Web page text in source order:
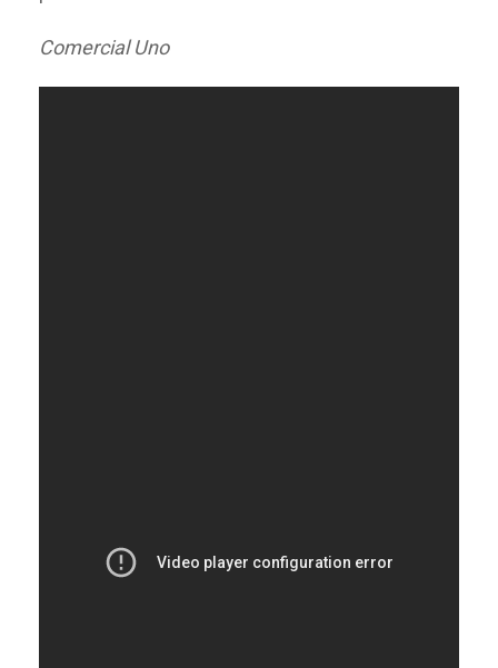
Comercial Uno